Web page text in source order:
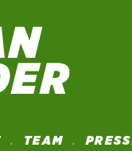
TEAM